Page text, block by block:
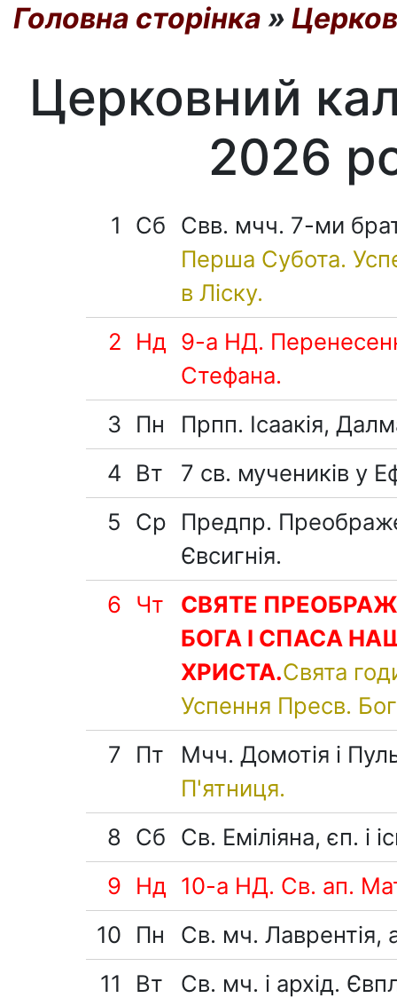
Головна сторінка »
Церковний
2026
1 Сб
Свв. мчч. 7-ми
Перша Субота.
в Ліску.
2
Нд 9-а НД.
Стефана.
3
Пн
Прпп. Ісаакія,
4
Вт
7 св. мучеників у
5
Ср
Предпр.
Євсигнія.
6
Чт
СВЯТЕ
БОГА І СПАСА
ХРИСТА.Свята
Успення Пресв.
7
Пт
Мчч. Домотія і
П'ятниця.
8 Сб
Св. Еміліяна, єп. і
9
Нд 10-а НД. Св. ап.
10
Пн
Св. мч. Лаврентія,
11
Вт
Св. мч. і архід.